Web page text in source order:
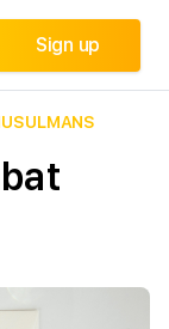
Sign up
Sign up